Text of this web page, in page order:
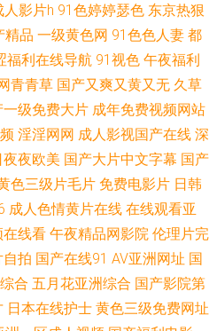
三级自拍视频 久草福利在线 超碰人人
91网站 日韩a卡一 97妻人人操 狠狠鲁
天天操B亚洲性爱 97超碰夫妻资源 国
成人免费电影网址 久久伊人国产 日韩
视频三级久久 91视频新地址 国产特级
利影院 九九这里只有精品 伊人成人影
人影片h 91色婷婷瑟色 东京热狠
精品 一级黄色网 91色色人妻 都
福利在线导航 91视色 午夜福利
青青草 国产又爽又黄又无 久草
一级免费大片 成年免费视频网站
淫淫网网 成人影视国产在线 深
夜夜欧美 国产大片中文字幕 国产
色三级片毛片 免费电影片 日韩
成人色情黄片在线 在线观看亚
在线看 午夜精品网影院 伦理片完
自拍 国产在线91 AV亚洲网址 国
合 五月花亚洲综合 国产影院第
日本在线护士 黄色三级免费网址